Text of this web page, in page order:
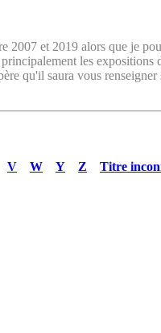
et 2019 alors que je
les
qu'il saura vous
V W Y Z Titre